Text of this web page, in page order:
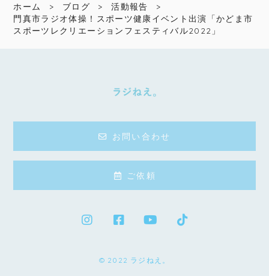
ホーム ブログ
活動報告
門真市ラジオ体操！スポーツ健康イベント出演「かどま市
スポーツレクリエーションフェスティバル2022」
お問い合わせ
ご依頼
© 2022 ラジねえ。